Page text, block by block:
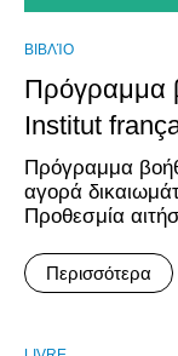
ΒΙΒΛΊΟ
Πρόγραμμα
Institut
Πρόγραμμα
αγορά
Προθεσμία
Περισσότερα